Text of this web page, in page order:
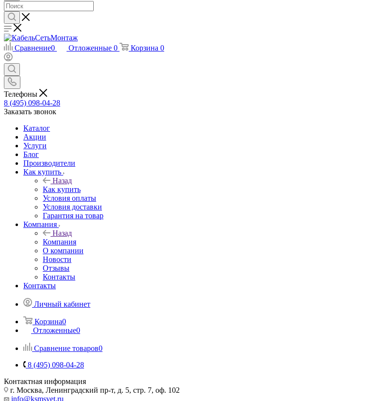
Сравнение0 Отложенные 0 Корзина 0
Телефоны
8 (495) 098-04-28
Заказать звонок
Каталог
Акции
Услуги
Блог
Производители
Как купить
Назад
Как купить
Условия оплаты
Условия доставки
Гарантия на товар
Компания
Назад
Компания
О компании
Новости
Отзывы
Контакты
Контакты
Личный кабинет
Корзина0
Отложенные0
Сравнение товаров0
8 (495) 098-04-28
Контактная информация
г. Москва, Ленинградский пр-т, д. 5, стр. 7, оф. 102
info@ksmsvet.ru